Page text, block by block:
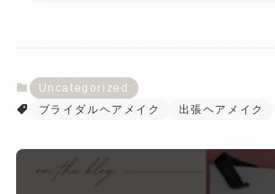
Uncategorized
ブライダルヘアメイク
出張ヘアメイク